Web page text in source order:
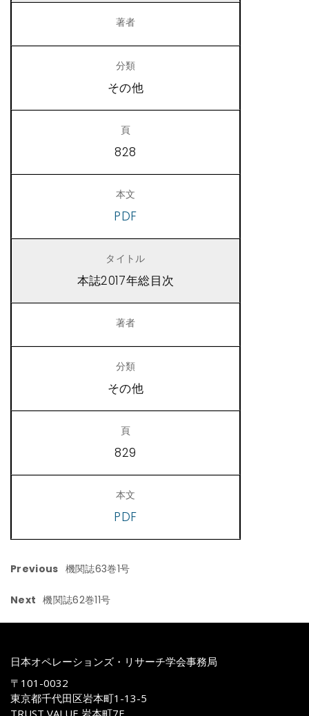
その他
828
PDF
本誌2017年総目次
その他
829
PDF
Previous 機関誌63巻1号
Next 機関誌62巻11号
日本オペレーションズ・リサーチ学会事務局
〒101-0032
東京都千代田区岩本町1-13-5
TRUST VALUE 岩本町7F